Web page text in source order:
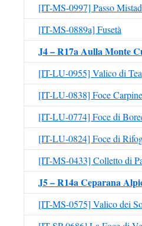
[IT-MS-0997] Passo
[IT-MS-0889a] Fusetà
J4 – R17a Aulla Monte
[IT-LU-0955] Valico di Tea
[IT-LU-0838] Foce
[IT-LU-0774] Foce di
[IT-LU-0824] Foce di
[IT-MS-0433] Colletto di
J5 – R14a Ceparana
[IT-MS-0575] Valico dei